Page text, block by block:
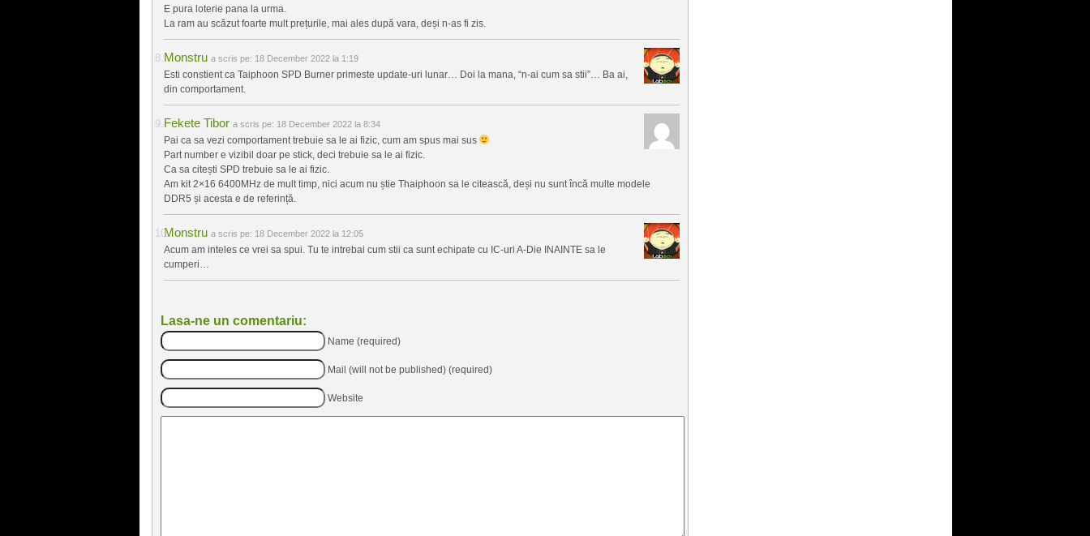
E pura loterie pana la urma.
La ram au scăzut foarte mult prețurile, mai ales după vara, deși n-as fi zis.
Monstru a scris pe: 18 December 2022 la 1:19
Esti constient ca Taiphoon SPD Burner primeste update-uri lunar… Doi la mana, “n-ai cum sa stii”… Ba ai,
din comportament.
Fekete Tibor a scris pe: 18 December 2022 la 8:34
Pai ca sa vezi comportament trebuie sa le ai fizic, cum am spus mai sus
Part number e vizibil doar pe stick, deci trebuie sa le ai fizic.
Ca sa citești SPD trebuie sa le ai fizic.
Am kit 2×16 6400MHz de mult timp, nici acum nu știe Thaiphoon sa le citească, deși nu sunt încă multe modele
DDR5 și acesta e de referință.
Monstru a scris pe: 18 December 2022 la 12:05
Acum am inteles ce vrei sa spui. Tu te intrebai cum stii ca sunt echipate cu IC-uri A-Die INAINTE sa le
cumperi…
Lasa-ne un comentariu:
Name (required)
Mail (will not be published) (required)
Website